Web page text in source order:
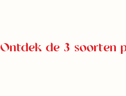
Ontdek de 3 soorten